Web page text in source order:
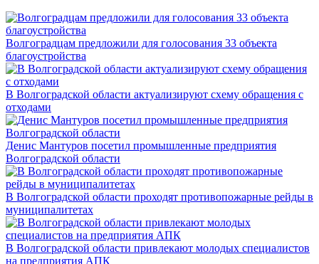
Волгоградцам предложили для голосования 33 объекта
благоустройства
В Волгоградской области актуализируют схему обращения с
отходами
Денис Мантуров посетил промышленные предприятия
Волгоградской области
В Волгоградской области проходят противопожарные рейды в
муниципалитетах
В Волгоградской области привлекают молодых специалистов
на предприятия АПК